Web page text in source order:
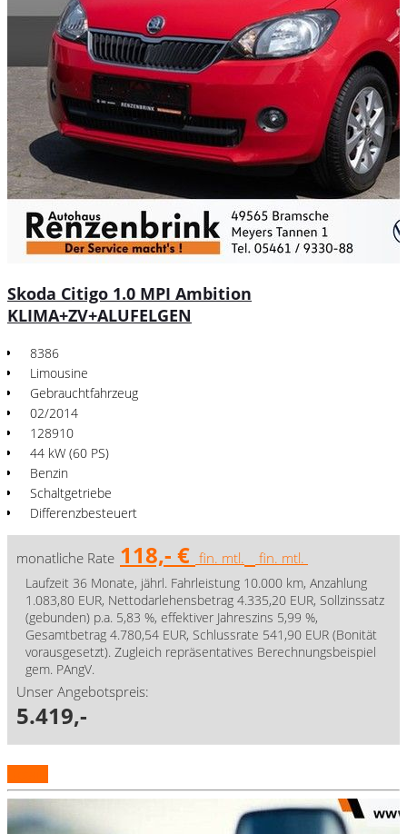
Skoda Citigo 1.0 MPI Ambition
KLIMA+ZV+ALUFELGEN
8386
Limousine
Gebrauchtfahrzeug
02/2014
128910
44 kW (60 PS)
Benzin
Schaltgetriebe
Differenzbesteuert
monatliche Rate 118,- € fin. mtl. fin. mtl.
Laufzeit 36 Monate, jährl. Fahrleistung 10.000 km, Anzahlung
1.083,80 EUR, Nettodarlehensbetrag 4.335,20 EUR, Sollzinssatz
(gebunden) p.a. 5,83 %, effektiver Jahreszins 5,99 %,
Gesamtbetrag 4.780,54 EUR, Schlussrate 541,90 EUR (Bonität
vorausgesetzt). Zugleich repräsentatives Berechnungsbeispiel
gem. PAngV.
Unser Angebotspreis:
5.419,-